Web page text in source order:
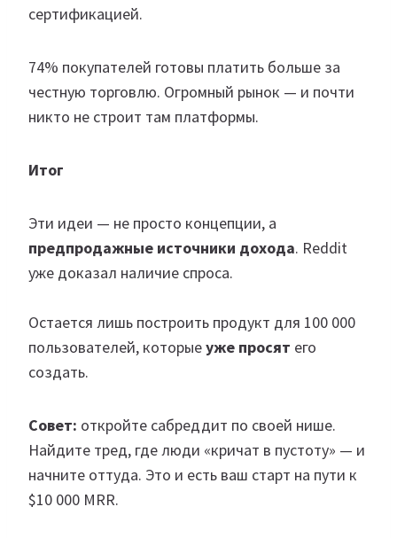
сертификацией.
74% покупателей готовы платить больше за
честную торговлю. Огромный рынок — и почти
никто не строит там платформы.
Итог
Эти идеи — не просто концепции, а
предпродажные источники дохода. Reddit
уже доказал наличие спроса.
Остается лишь построить продукт для 100 000
пользователей, которыеуже просят его
создать.
Совет: откройте сабреддит по своей нише.
Найдите тред, где люди «кричат в пустоту» — и
начните оттуда. Это и есть ваш старт на пути к
$10 000 MRR.